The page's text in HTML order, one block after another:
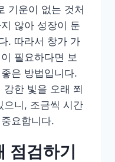
기운이 없는 것처
않아 성장이 둔
. 따라서 창가 가
필요하다면 보
은 방법입니다.
한 빛을 오래 쬐
으니, 조금씩 시간
요합니다.
점검하기